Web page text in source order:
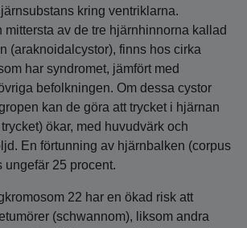
kring ventriklarna.
mittersta av de tre hjärnhinnorna kallad
(araknoidalcystor), finns hos cirka
har syndromet, jämfört med
befolkningen. Om dessa cystor
kan de göra att trycket i hjärnan
ökar, med huvudvärk och
En förtunning av hjärnbalken (corpus
ungefär 25 procent.
22 har en ökad risk att
(schwannom), liksom andra